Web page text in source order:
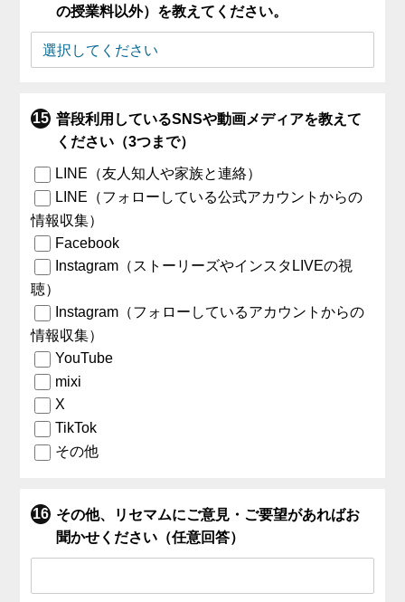
の授業料以外）を教えてください。
普段利用しているSNSや動画メディアを教えて
ください（3つまで）
LINE（友人知人や家族と連絡）
LINE（フォローしている公式アカウントからの
情報収集）
Facebook
Instagram（ストーリーズやインスタLIVEの視
聴）
Instagram（フォローしているアカウントからの
情報収集）
YouTube
mixi
X
TikTok
その他
その他、リセマムにご意見・ご要望があればお
聞かせください（任意回答）